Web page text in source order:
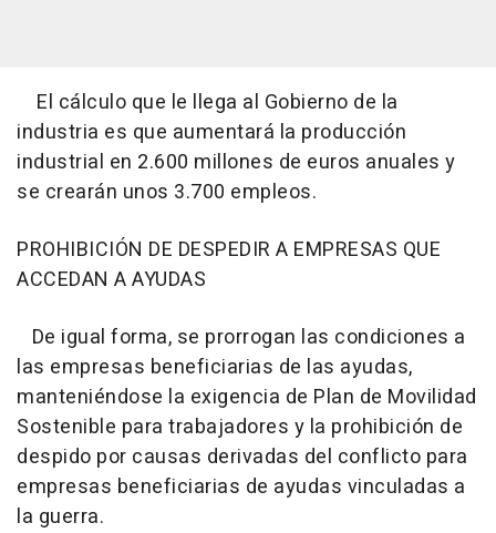
El cálculo que le llega al Gobierno de la
industria es que aumentará la producción
industrial en 2.600 millones de euros anuales y
se crearán unos 3.700 empleos.
PROHIBICIÓN DE DESPEDIR A EMPRESAS QUE
ACCEDAN A AYUDAS
De igual forma, se prorrogan las condiciones a
las empresas beneficiarias de las ayudas,
manteniéndose la exigencia de Plan de Movilidad
Sostenible para trabajadores y la prohibición de
despido por causas derivadas del conflicto para
empresas beneficiarias de ayudas vinculadas a
la guerra.